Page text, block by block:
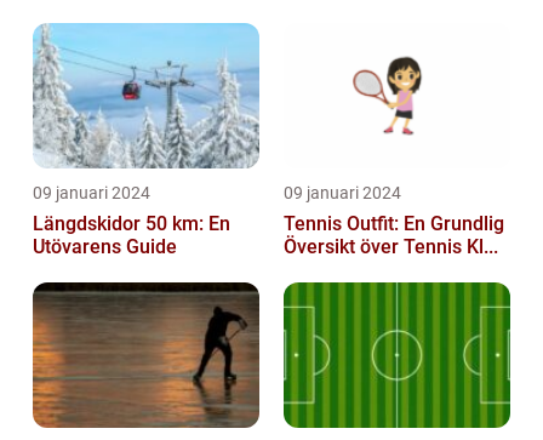
09 januari 2024
Längdskidor 50 km: En
Utövarens Guide
09 januari 2024
Tennis Outfit: En Grundlig
Översikt över Tennis Kl...